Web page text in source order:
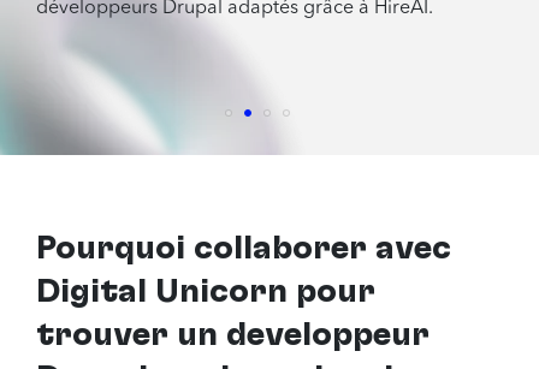
développeurs Drupal adaptés grâce à HireAI.
Pourquoi collaborer avec
Digital Unicorn pour
trouver un développeur